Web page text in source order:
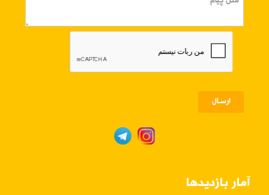
ارسـال
آمار بازدیدها